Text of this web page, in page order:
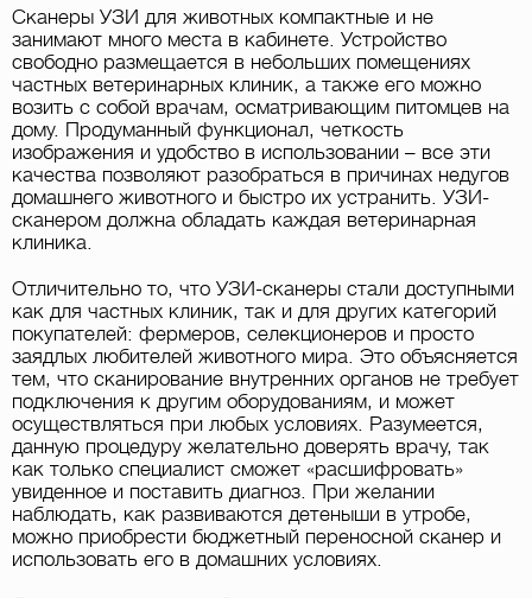
Сканеры УЗИ для животных компактные и не
занимают много места в кабинете. Устройство
свободно размещается в небольших помещениях
частных ветеринарных клиник, а также его можно
возить с собой врачам, осматривающим питомцев на
дому. Продуманный функционал, четкость
изображения и удобство в использовании – все эти
качества позволяют разобраться в причинах недугов
домашнего животного и быстро их устранить. УЗИ-
сканером должна обладать каждая ветеринарная
клиника.
Отличительно то, что УЗИ-сканеры стали доступными
как для частных клиник, так и для других категорий
покупателей: фермеров, селекционеров и просто
заядлых любителей животного мира. Это объясняется
тем, что сканирование внутренних органов не требует
подключения к другим оборудованиям, и может
осуществляться при любых условиях. Разумеется,
данную процедуру желательно доверять врачу, так
как только специалист сможет «расшифровать»
увиденное и поставить диагноз. При желании
наблюдать, как развиваются детеныши в утробе,
можно приобрести бюджетный переносной сканер и
использовать его в домашних условиях.